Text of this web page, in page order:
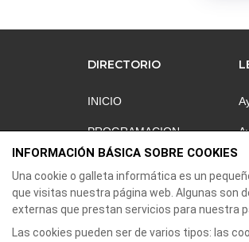
DIRECTORIO
INICIO
PROGRAMACION
AREA CLIENTES
INFORMACIÓN BÁSICA SOBRE COOKIES
Una cookie o galleta informática es un
que visitas nuestra página web. Algunas son
externas que prestan servicios para nuestra
Las cookies pueden ser de varios tipos: las